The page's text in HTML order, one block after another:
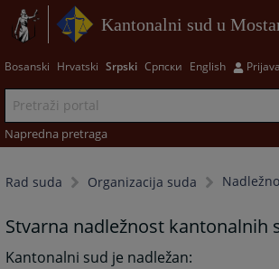
Kantonalni sud u
Bosanski Hrvatski Srpski Српски English Prijava
Napredna pretraga
Rad suda Organizacija suda
Stvarna nadležnost kantonalnih
Kantonalni sud je nadležan: